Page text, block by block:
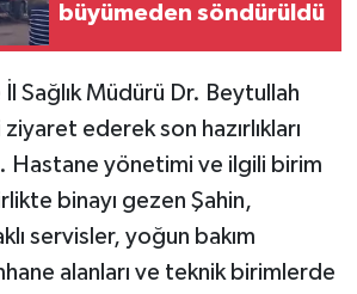
büyümeden söndürüldü
İl Sağlık Müdürü Dr. Beytullah
ederek son hazırlıkları
Hastane yönetimi ve ilgili birim
binayı gezen Şahin,
servisler, yoğun bakım
alanları ve teknik birimlerde